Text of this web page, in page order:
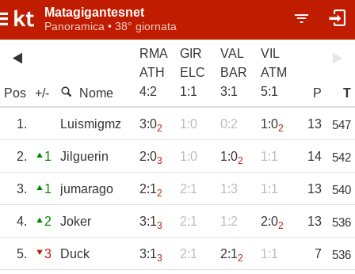
Matagigantesnet
Panoramica • 38° giornata
Pos +/- Nome
RMA
ATH
4:2
GIR
ELC
1:1
VAL
BAR
3:1
VIL
ATM
5:1 P T
1. Luismigmz 3:02 1:0 0:2 1:02 13 547
2. 1 Jilguerin 2:03 1:0 1:02 1:1 14 542
3. 1 jumarago 2:12 2:1 1:3 1:1 13 540
4. 2 Joker 3:13 2:1 1:2 2:02 13 536
5. 3 Duck 3:13 2:1 2:12 1:1 7 536